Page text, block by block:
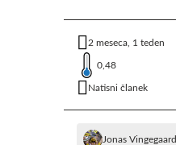
2 meseca, 1 teden
0,48
Natisni članek
Jonas Vingegaard